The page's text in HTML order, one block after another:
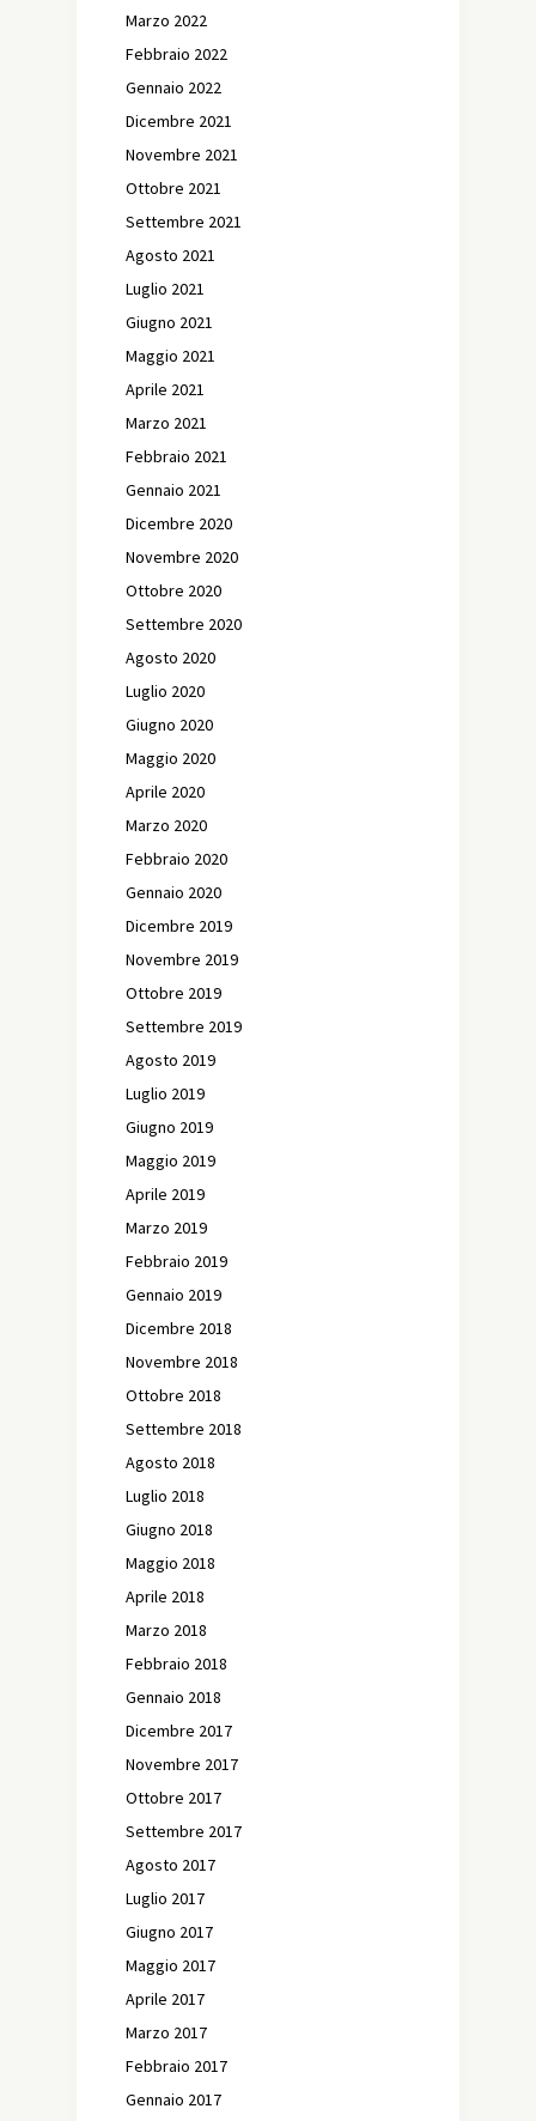
Marzo 2022
Febbraio 2022
Gennaio 2022
Dicembre 2021
Novembre 2021
Ottobre 2021
Settembre 2021
Agosto 2021
Luglio 2021
Giugno 2021
Maggio 2021
Aprile 2021
Marzo 2021
Febbraio 2021
Gennaio 2021
Dicembre 2020
Novembre 2020
Ottobre 2020
Settembre 2020
Agosto 2020
Luglio 2020
Giugno 2020
Maggio 2020
Aprile 2020
Marzo 2020
Febbraio 2020
Gennaio 2020
Dicembre 2019
Novembre 2019
Ottobre 2019
Settembre 2019
Agosto 2019
Luglio 2019
Giugno 2019
Maggio 2019
Aprile 2019
Marzo 2019
Febbraio 2019
Gennaio 2019
Dicembre 2018
Novembre 2018
Ottobre 2018
Settembre 2018
Agosto 2018
Luglio 2018
Giugno 2018
Maggio 2018
Aprile 2018
Marzo 2018
Febbraio 2018
Gennaio 2018
Dicembre 2017
Novembre 2017
Ottobre 2017
Settembre 2017
Agosto 2017
Luglio 2017
Giugno 2017
Maggio 2017
Aprile 2017
Marzo 2017
Febbraio 2017
Gennaio 2017